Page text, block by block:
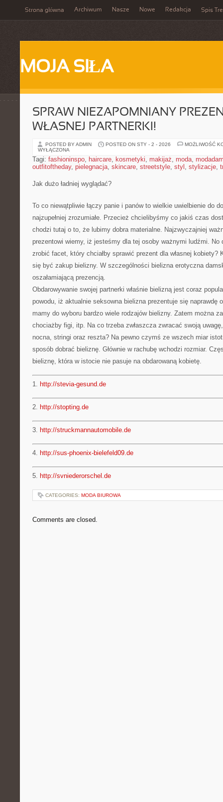
Strona główna Archiwum Nasze Nowe Redakcja Spis
MOJA SIŁA
SPRAW NIEZAPOMNIANY
WŁASNEJ PARTNERKI!
POSTED BY ADMIN POSTED ON STY - 2 - 2026
MOŻLIWOŚĆ
WYŁĄCZONA
Tagi: fashioninspo, haircare, kosmetyki, makijaż, moda,
outfitoftheday, pielegnacja, skincare, streetstyle, styl , stylizacje,
Jak dużo ładniej wyglądać?
To co niewątpliwie łączy panie i panów to wielkie uwielbienie do
najzupełniej zrozumiałe. Przecież chcielibyśmy co jakiś czas
chodzi tutaj o to, że lubimy dobra materialne. Najzwyczajniej
prezentowi wiemy, iż jesteśmy dla tej osoby ważnymi ludźmi. No
zrobić facet, który chciałby sprawić prezent dla własnej kobiety?
się być zakup bielizny. W szczególności bielizna erotyczna
oszałamiającą prezencją.
Obdarowywanie swojej partnerki właśnie bielizną jest coraz
powodu, iż aktualnie seksowna bielizna prezentuje się naprawdę
mamy do wyboru bardzo wiele rodzajów bielizny. Zatem można
chociażby figi, itp. Na co trzeba zwłaszcza zwracać swoją
nocna, stringi oraz reszta? Na pewno czymś ze wszech miar
sposób dobrać bieliznę. Głównie w rachubę wchodzi rozmiar.
bieliznę, która w istocie nie pasuje na obdarowaną kobietę.
1. http://stevia-gesund.de
2. http://stopting.de
3. http://struckmannautomobile.de
4. http://sus-phoenix-bielefeld09.de
5. http://svniederorschel.de
CATEGORIES: MODA BIUROWA
Comments are closed.